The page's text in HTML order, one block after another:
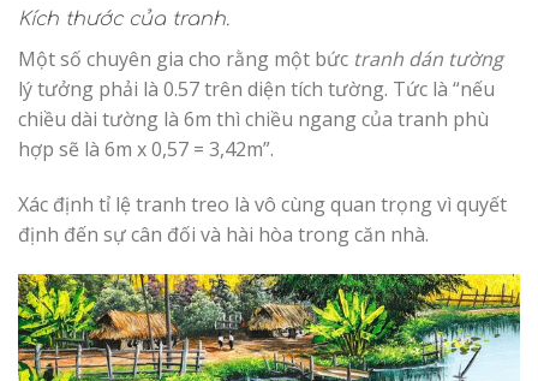
Kích thước của tranh.
Một số chuyên gia cho rằng một bức tranh dán tường
lý tưởng phải là 0.57 trên diện tích tường. Tức là “nếu
chiều dài tường là 6m thì chiều ngang của tranh phù
hợp sẽ là 6m x 0,57 = 3,42m”.
Xác định tỉ lệ tranh treo là vô cùng quan trọng vì quyết
định đến sự cân đối và hài hòa trong căn nhà.